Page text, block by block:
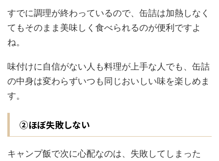
すでに調理が終わっているので、缶詰は加熱しなく
てもそのまま美味しく食べられるのが便利ですよ
ね。
味付けに自信がない人も料理が上手な人でも、缶詰
の中身は変わらずいつも同じおいしい味を楽しめま
す。
②ほぼ失敗しない
キャンプ飯で次に心配なのは、失敗してしまった